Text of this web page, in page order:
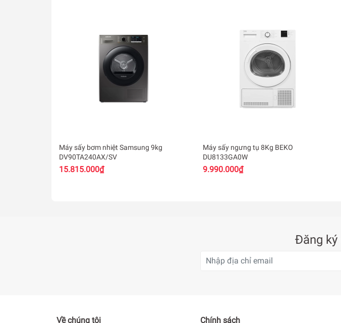
Hạn chế nếp nhăn trên sợi vải, tiết kiệm thời
Nhằm hạn chế các nếp nhăn trên sợi vải hơn so với các loại máy sấy thông
lồng giặt đảo chiều nhiều lần cho quần áo tách rời nhau và không bị xoắn rối,
Máy sấy bơm nhiệt Samsung 9kg
DV90TA240AX/SV
15.815.000₫
Máy sấy ngưng tụ 8Kg BEKO
DU8133GA0W
9.990.000₫
Đăng ký
Về chúng tôi Chính sách